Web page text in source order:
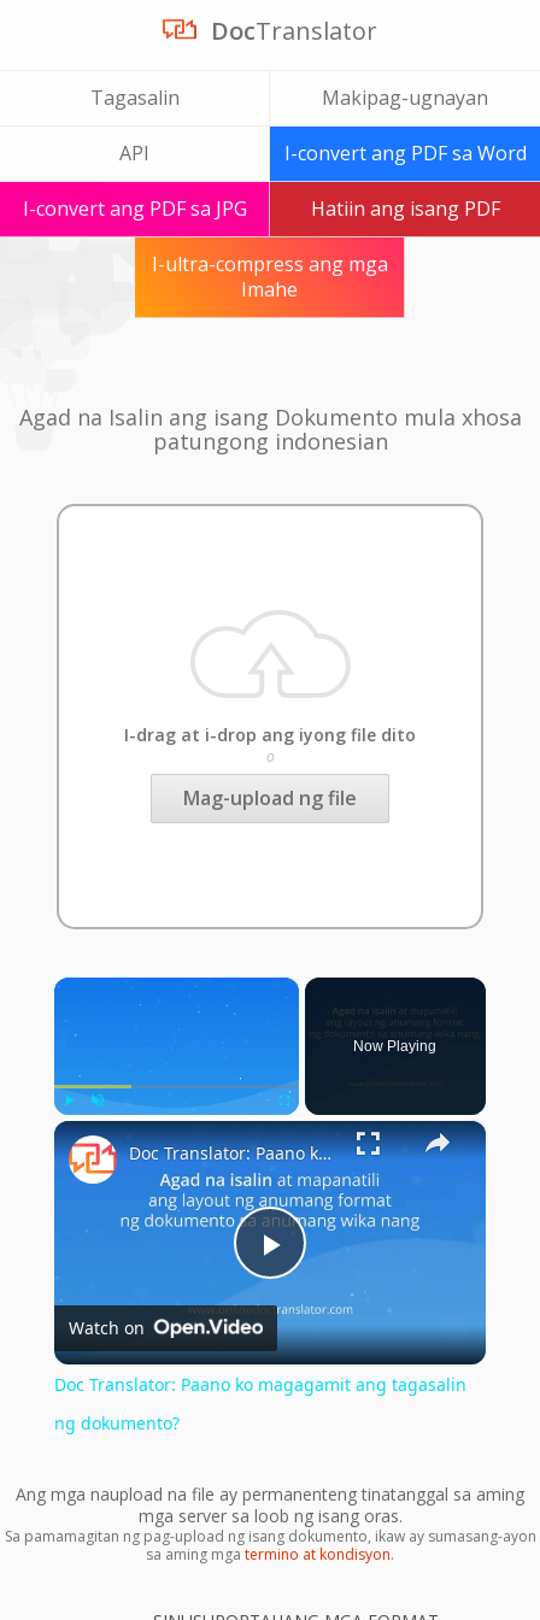
DocTranslator
Tagasalin Makipag-ugnayan
API I-convert ang PDF sa Word
I-convert ang PDF sa JPG Hatiin ang isang PDF
I-ultra-compress ang mga
Imahe
Agad na Isalin ang isang Dokumento mula xhosa
patungong indonesian
I-drag at i-drop ang iyong file dito
o
Mag-upload ng file
×
Play Unmute Fullscreen
Now Playing
×
Play
Video
Doc Translator: Paano ko magagamit ang tagasalin ng dokumento?
Watch on
Doc Translator: Paano ko magagamit ang tagasalin
ng dokumento?
Ang mga naupload na file ay permanenteng tinatanggal sa aming
mga server sa loob ng isang oras.
Sa pamamagitan ng pag-upload ng isang dokumento, ikaw ay sumasang-ayon
sa aming mga termino at kondisyon.